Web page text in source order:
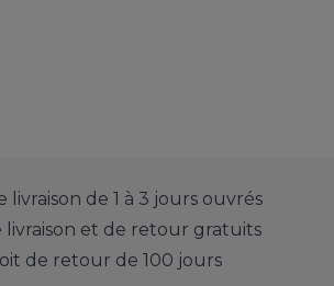
livraison de 1 à 3 jours ouvrés
livraison et de retour gratuits
de retour de 100 jours